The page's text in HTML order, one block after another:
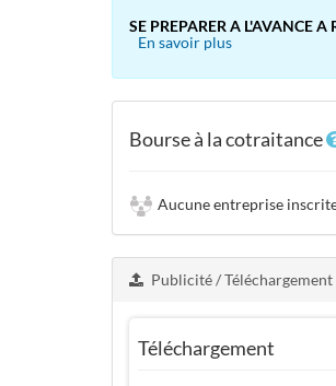
SE PREPARER A L'AVANCE
En savoir plus
Bourse à la cotraitance
Aucune entreprise
Publicité / Téléchargement
Téléchargement